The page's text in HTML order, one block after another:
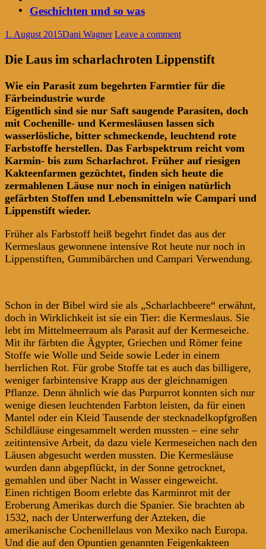
Geschichten und so was
1. August 2015Dani Wagner Leave a comment
Die Laus im scharlachroten Lippenstift
Wie ein Parasit zum begehrten Farmtier für die
Färbeindustrie wurde
Eigentlich sind sie nur Saft saugende Parasiten, doch
mit Cochenille- und Kermesläusen lassen sich
wasserlösliche, bitter schmeckende, leuchtend rote
Farbstoffe herstellen. Das Farbspektrum reicht vom
Karmin- bis zum Scharlachrot. Früher auf riesigen
Kakteenfarmen gezüchtet, finden sich heute die
zermahlenen Läuse nur noch in einigen natürlich
gefärbten Stoffen und Lebensmitteln wie Campari und
Lippenstift wieder.
Früher als Farbstoff heiß begehrt findet das aus der
Kermeslaus gewonnene intensive Rot heute nur noch in
Lippenstiften, Gummibärchen und Campari Verwendung.
Schon in der Bibel wird sie als „Scharlachbeere“ erwähnt,
doch in Wirklichkeit ist sie ein Tier: die Kermeslaus. Sie
lebt im Mittelmeerraum als Parasit auf der Kermeseiche.
Mit ihr färbten die Ägypter, Griechen und Römer feine
Stoffe wie Wolle und Seide sowie Leder in einem
herrlichen Rot. Für grobe Stoffe tat es auch das billigere,
weniger farbintensive Krapp aus der gleichnamigen
Pflanze. Denn ähnlich wie das Purpurrot konnten sich nur
wenige diesen leuchtenden Farbton leisten, da für einen
Mantel oder ein Kleid Tausende der stecknadelkopfgroßen
Schildläuse eingesammelt werden mussten – eine sehr
zeitintensive Arbeit, da dazu viele Kermeseichen nach den
Läusen abgesucht werden mussten. Die Kermesläuse
wurden dann abgepflückt, in der Sonne getrocknet,
gemahlen und über Nacht in Wasser eingeweicht.
Einen richtigen Boom erlebte das Karminrot mit der
Eroberung Amerikas durch die Spanier. Sie brachten ab
1532, nach der Unterwerfung der Azteken, die
amerikanische Cochenillelaus von Mexiko nach Europa.
Und die auf den Opuntien genannten Feigenkakteen